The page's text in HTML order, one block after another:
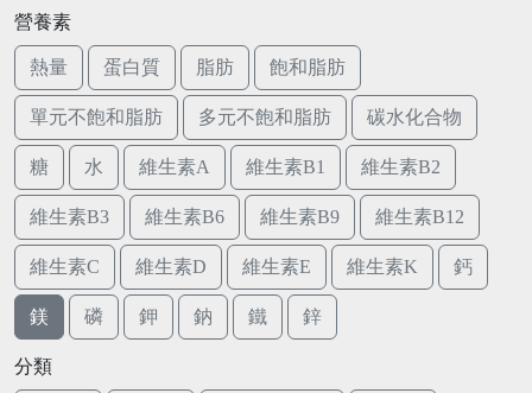
營養素
熱量 蛋白質 脂肪 飽和脂肪
單元不飽和脂肪 多元不飽和脂肪 碳水化合物
糖 水 維生素A 維生素B1 維生素B2
維生素B3 維生素B6 維生素B9 維生素B12
維生素C 維生素D 維生素E 維生素K 鈣
鎂 磷 鉀 鈉 鐵 鋅
分類